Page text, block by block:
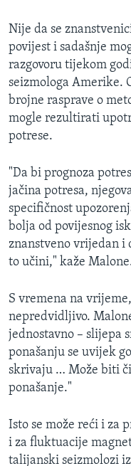
Nije da se
povijest i sadašnje
razgovoru tijekom
seizmologa Amerike.
brojne rasprave o
mogle rezultirati
potrese.
"Da bi prognoza
jačina potresa,
specifičnost
bolja od povijesnog
znanstveno vrijedan i
to učini," kaže
S vremena na
nepredvidljivo.
jednostavno – slijepa
ponašanju se uvijek
skrivaju … Može biti
ponašanje."
Isto se može reći i za
i za fluktuacije
talijanski seizmolozi